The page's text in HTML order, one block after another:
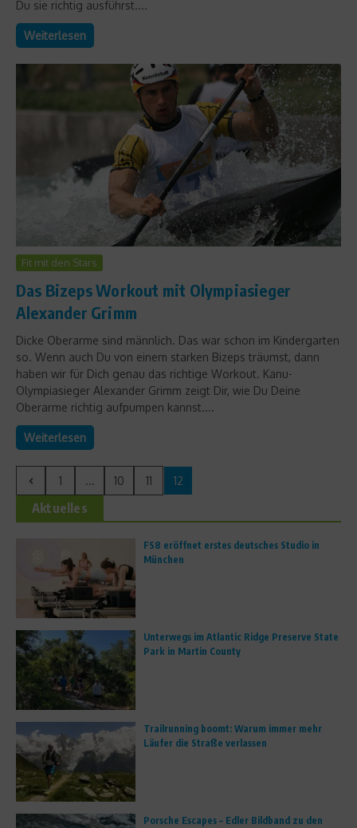
Du sie richtig ausführst....
Weiterlesen
Fit mit den Stars
Das Bizeps Workout mit Olympiasieger
Alexander Grimm
Dicke Oberarme sind männlich. Das war schon im Kindergarten
so. Wenn auch Du von einem starken Bizeps träumst, dann
haben wir für Dich genau das richtige Workout. Kanu-
Olympiasieger Alexander Grimm zeigt Dir, wie Du Deine
Oberarme richtig aufpumpen kannst....
Weiterlesen
1 ... 10 11 12
Aktuelles
FS8 eröffnet erstes deutsches Studio in
München
Unterwegs im Atlantic Ridge Preserve State
Park in Martin County
Trailrunning boomt: Warum immer mehr
Läufer die Straße verlassen
Porsche Escapes – Edler Bildband zu den